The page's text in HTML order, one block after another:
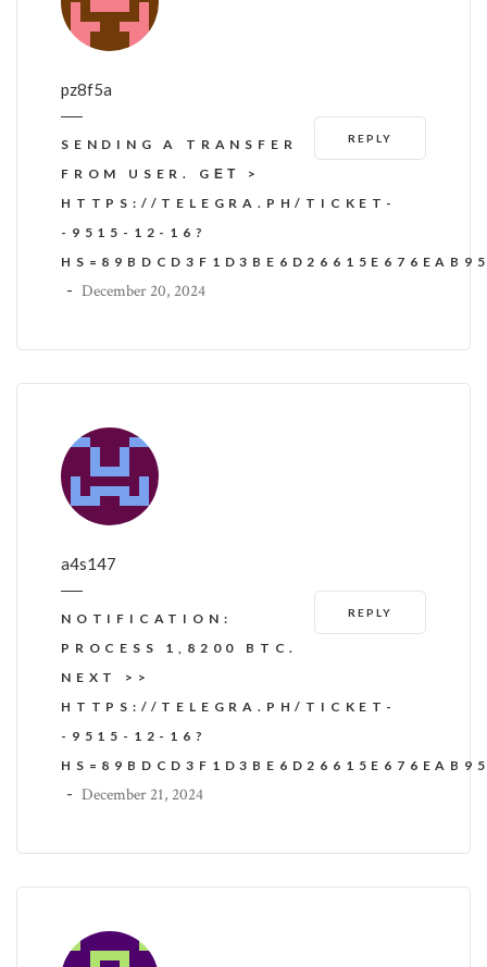
pz8f5a
REPLY
SENDING A TRANSFER
FROM USER. GЕТ >
HTTPS://TELEGRA.PH/TICKET-
-9515-12-16?
- December 20, 2024
a4s147
REPLY
NOTIFICATION:
PROCESS 1,8200 BTC.
NEXT >>
HTTPS://TELEGRA.PH/TICKET-
-9515-12-16?
- December 21, 2024